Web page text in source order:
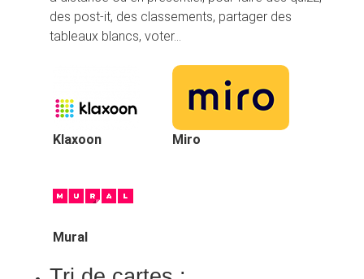
des post-it, des classements, partager des
tableaux blancs, voter…
Klaxoon Miro
Mural